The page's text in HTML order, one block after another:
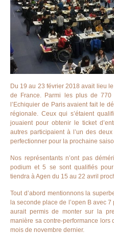
Du 19 au 23 février 2018 avait lieu
de France. Parmi les plus de
l’Echiquier de Paris avaient fait le
régionale. Ceux qui s’étaient
jouaient pour obtenir le ticket
autres participaient à l’un des
perfectionner pour la prochaine
Nos représentants n’ont pas
podium et 5 se sont qualifiés
tiendra à Agen du 15 au 22 avril
Tout d’abord mentionnons la
la seconde place de l’open B avec
aurait permis de monter sur la
manière sa contre-performance lors
mois de novembre dernier.